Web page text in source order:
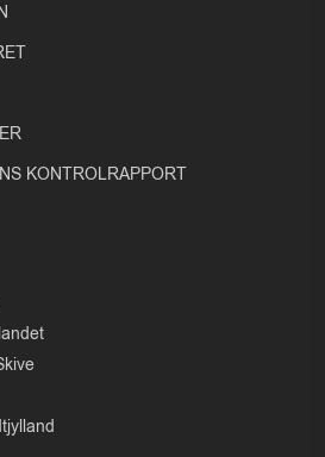
KONTROLRAPPORT